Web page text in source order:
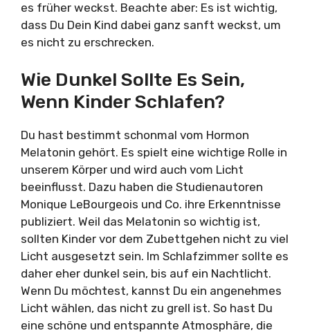
es früher weckst. Beachte aber: Es ist wichtig,
dass Du Dein Kind dabei ganz sanft weckst, um
es nicht zu erschrecken.
Wie Dunkel Sollte Es Sein,
Wenn Kinder Schlafen?
Du hast bestimmt schonmal vom Hormon
Melatonin gehört. Es spielt eine wichtige Rolle in
unserem Körper und wird auch vom Licht
beeinflusst. Dazu haben die Studienautoren
Monique LeBourgeois und Co. ihre Erkenntnisse
publiziert. Weil das Melatonin so wichtig ist,
sollten Kinder vor dem Zubettgehen nicht zu viel
Licht ausgesetzt sein. Im Schlafzimmer sollte es
daher eher dunkel sein, bis auf ein Nachtlicht.
Wenn Du möchtest, kannst Du ein angenehmes
Licht wählen, das nicht zu grell ist. So hast Du
eine schöne und entspannte Atmosphäre, die